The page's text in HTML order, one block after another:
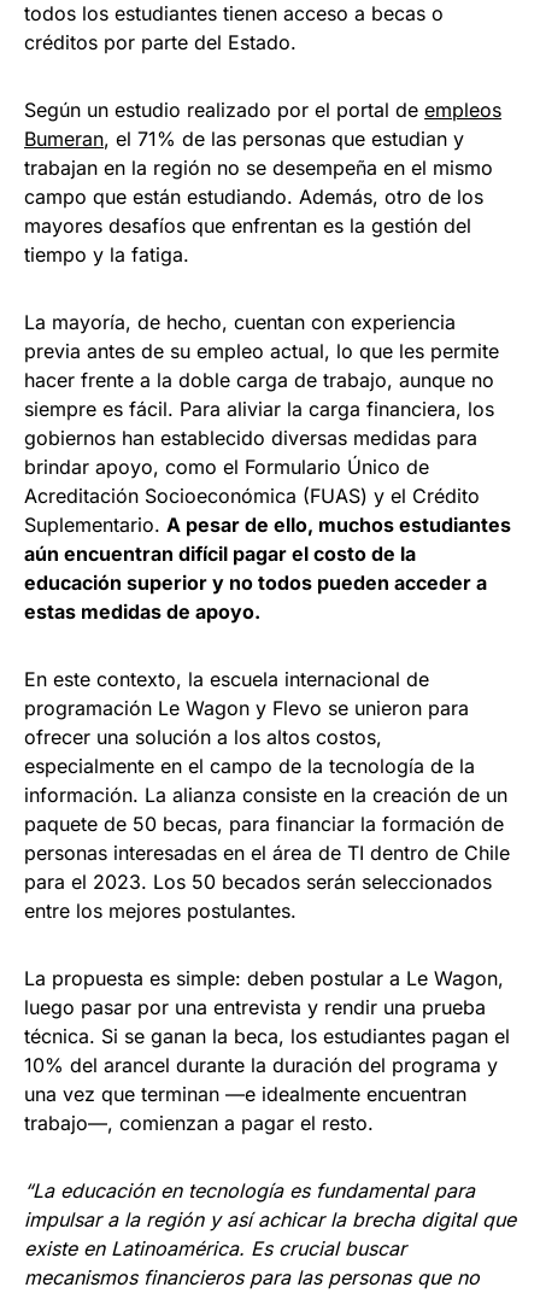
todos los estudiantes tienen acceso a becas o
créditos por parte del Estado.
Según un estudio realizado por el portal de empleos
Bumeran, el 71% de las personas que estudian y
trabajan en la región no se desempeña en el mismo
campo que están estudiando. Además, otro de los
mayores desafíos que enfrentan es la gestión del
tiempo y la fatiga.
La mayoría, de hecho, cuentan con experiencia
previa antes de su empleo actual, lo que les permite
hacer frente a la doble carga de trabajo, aunque no
siempre es fácil. Para aliviar la carga financiera, los
gobiernos han establecido diversas medidas para
brindar apoyo, como el Formulario Único de
Acreditación Socioeconómica (FUAS) y el Crédito
Suplementario. A pesar de ello, muchos estudiantes
aún encuentran difícil pagar el costo de la
educación superior y no todos pueden acceder a
estas medidas de apoyo.
En este contexto, la escuela internacional de
programación Le Wagon y Flevo se unieron para
ofrecer una solución a los altos costos,
especialmente en el campo de la tecnología de la
información. La alianza consiste en la creación de un
paquete de 50 becas, para financiar la formación de
personas interesadas en el área de TI dentro de Chile
para el 2023. Los 50 becados serán seleccionados
entre los mejores postulantes.
La propuesta es simple: deben postular a Le Wagon,
luego pasar por una entrevista y rendir una prueba
técnica. Si se ganan la beca, los estudiantes pagan el
10% del arancel durante la duración del programa y
una vez que terminan —e idealmente encuentran
trabajo—, comienzan a pagar el resto.
“La educación en tecnología es fundamental para
impulsar a la región y así achicar la brecha digital que
existe en Latinoamérica. Es crucial buscar
mecanismos financieros para las personas que no